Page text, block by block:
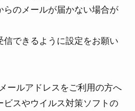
らのメールが届かない場合が
信できるように設定をお願い
ールアドレスをご利用の方へ
ビスやウイルス対策ソフトの